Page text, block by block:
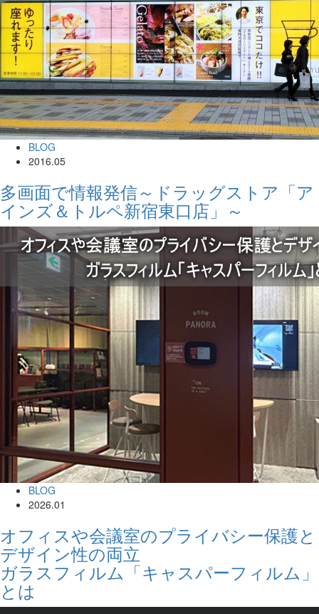
BLOG
2016.05
多画面で情報発信～ドラッグストア「ア
インズ＆トルペ新宿東口店」～
BLOG
2026.01
オフィスや会議室のプライバシー保護と
デザイン性の両立
ガラスフィルム「キャスパーフィルム」
とは